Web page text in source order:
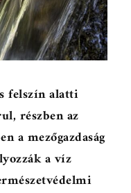
felszín alatti
részben az
a mezőgazdaság
a víz